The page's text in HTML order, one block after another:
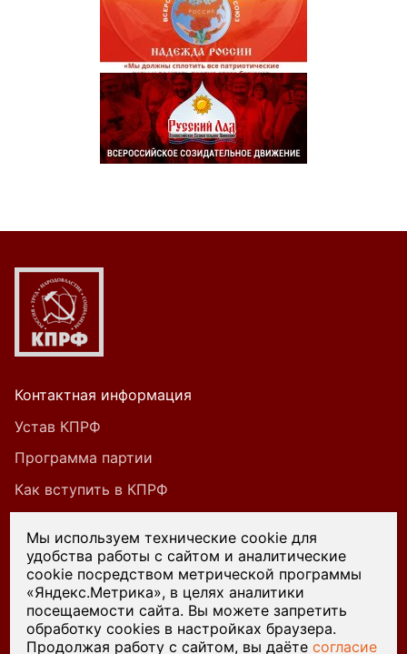
Контактная информация
Устав КПРФ
Программа партии
Как вступить в КПРФ
При цитировании или ином использовании
материалов, опубликованных на страницах
сайта kprf45.ru, ссылка на источник обязательна.
Мы используем технические cookie для
удобства работы с сайтом и аналитические
cookie посредством метрической программы
«Яндекс.Метрика», в целях аналитики
посещаемости сайта. Вы можете запретить
обработку cookies в настройках браузера.
Продолжая работу с сайтом, вы даётесогласие